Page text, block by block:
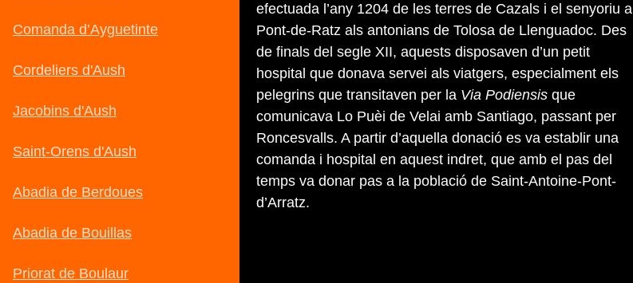
efectuada l’any 1204 de les terres de Cazals i el senyoriu a
Pont-de-Ratz als antonians de Tolosa de Llenguadoc. Des
de finals del segle XII, aquests disposaven d’un petit
hospital que donava servei als viatgers, especialment els
pelegrins que transitaven per la Via Podiensis que
comunicava Lo Puèi de Velai amb Santiago, passant per
Roncesvalls. A partir d’aquella donació es va establir una
comanda i hospital en aquest indret, que amb el pas del
temps va donar pas a la població de Saint-Antoine-Pont-
d’Arratz.